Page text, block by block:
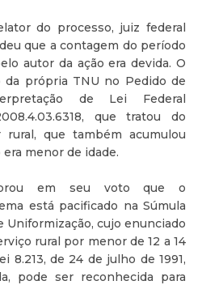
do processo, juiz federal
que a contagem do período
autor da ação era devida. O
da própria TNU no Pedido de
de Lei Federal
que tratou do
que também acumulou
menor de idade.
em seu voto que o
está pacificado na Súmula
Uniformização, cujo enunciado
rural por menor de 12 a 14
8.213, de 24 de julho de 1991,
pode ser reconhecida para